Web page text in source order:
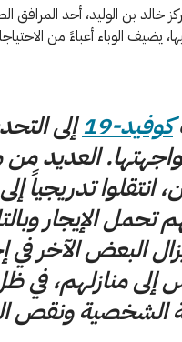
خالد بن الوليد، أحد المرافق
يضيف الوباء أعباءً من
كوفيد-19
إلى
العديد
انتقلوا
تحمل الإيجار
البعض الآخر
إلى منازلهم،
الشخصية ونقص